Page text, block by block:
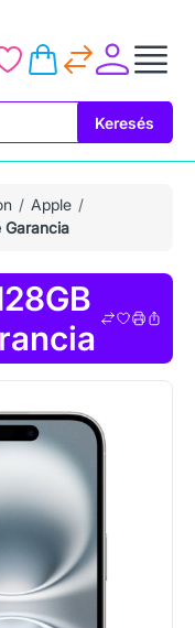
Keresés
Apple
Garancia